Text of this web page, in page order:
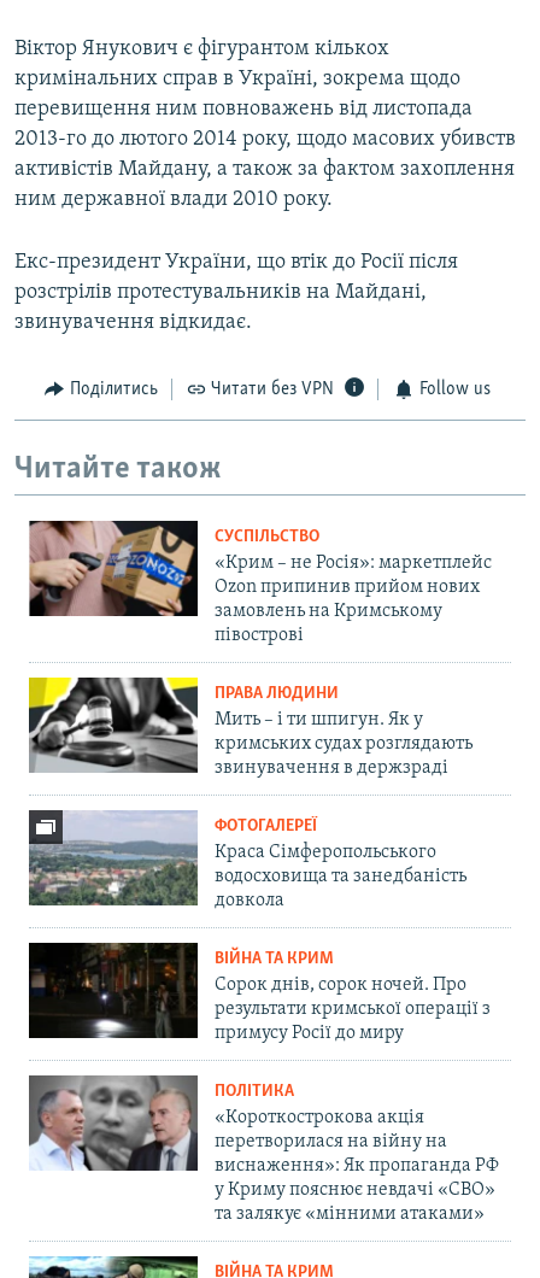
Віктор Янукович є фігурантом кількох
кримінальних справ в Україні, зокрема щодо
перевищення ним повноважень від листопада
2013-го до лютого 2014 року, щодо масових убивств
активістів Майдану, а також за фактом захоплення
ним державної влади 2010 року.
Екс-президент України, що втік до Росії після
розстрілів протестувальників на Майдані,
звинувачення відкидає.
Поділитись Читати без VPN Follow us
Читайте також
СУСПІЛЬСТВО
«Крим – не Росія»: маркетплейс
Ozon припинив прийом нових
замовлень на Кримському
півострові
ПРАВА ЛЮДИНИ
Мить – і ти шпигун. Як у
кримських судах розглядають
звинувачення в держзраді
ФОТОГАЛЕРЕЇ
Краса Сімферопольського
водосховища та занедбаність
довкола
ВІЙНА ТА КРИМ
Сорок днів, сорок ночей. Про
результати кримської операції з
примусу Росії до миру
ПОЛІТИКА
«Короткострокова акція
перетворилася на війну на
виснаження»: Як пропаганда РФ
у Криму пояснює невдачі «СВО»
та залякує «мінними атаками»
ВІЙНА ТА КРИМ